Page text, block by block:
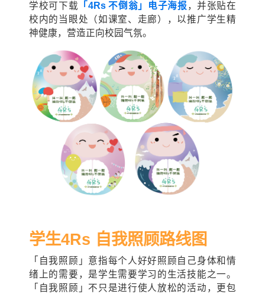
学校可下载 「4Rs 不倒翁 」电子海报 ，并张贴在
校内的当眼处（如课室、走廊），以推广学生精
神健康，营造正向校园气氛。
学生4Rs 自我照顾路线图
「自我照顾」意指每个人好好照顾自己身体和情
绪上的需要，是学生需要学习的生活技能之一。
「自我照顾」不只是进行使人放松的活动，更包